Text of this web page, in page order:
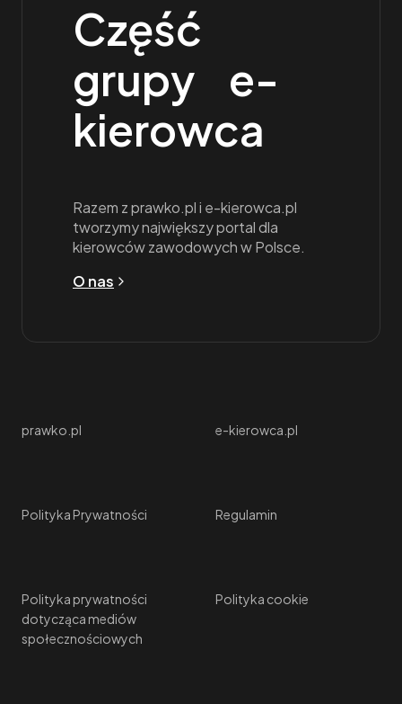
Część
grupy e-
kierowca
Razem z prawko.pl i e-kierowca.pl
tworzymy największy portal dla
kierowców zawodowych w Polsce.
O nas
prawko.pl e-kierowca.pl
Polityka Prywatności Regulamin
Polityka prywatności
dotycząca mediów
społecznościowych
Polityka cookie